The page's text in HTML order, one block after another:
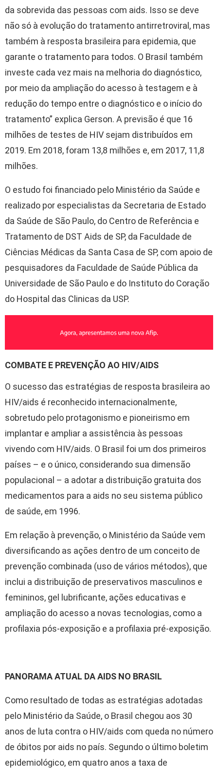
da sobrevida das pessoas com aids. Isso se deve
não só à evolução do tratamento antirretroviral, mas
também à resposta brasileira para epidemia, que
garante o tratamento para todos. O Brasil também
investe cada vez mais na melhoria do diagnóstico,
por meio da ampliação do acesso à testagem e à
redução do tempo entre o diagnóstico e o início do
tratamento” explica Gerson. A previsão é que 16
milhões de testes de HIV sejam distribuídos em
2019. Em 2018, foram 13,8 milhões e, em 2017, 11,8
milhões.
O estudo foi financiado pelo Ministério da Saúde e
realizado por especialistas da Secretaria de Estado
da Saúde de São Paulo, do Centro de Referência e
Tratamento de DST Aids de SP, da Faculdade de
Ciências Médicas da Santa Casa de SP, com apoio de
pesquisadores da Faculdade de Saúde Pública da
Universidade de São Paulo e do Instituto do Coração
do Hospital das Clinicas da USP.
COMBATE E PREVENÇÃO AO HIV/AIDS
O sucesso das estratégias de resposta brasileira ao
HIV/aids é reconhecido internacionalmente,
sobretudo pelo protagonismo e pioneirismo em
implantar e ampliar a assistência às pessoas
vivendo com HIV/aids. O Brasil foi um dos primeiros
países – e o único, considerando sua dimensão
populacional – a adotar a distribuição gratuita dos
medicamentos para a aids no seu sistema público
de saúde, em 1996.
Em relação à prevenção, o Ministério da Saúde vem
diversificando as ações dentro de um conceito de
prevenção combinada (uso de vários métodos), que
inclui a distribuição de preservativos masculinos e
femininos, gel lubrificante, ações educativas e
ampliação do acesso a novas tecnologias, como a
profilaxia pós-exposição e a profilaxia pré-exposição.
PANORAMA ATUAL DA AIDS NO BRASIL
Como resultado de todas as estratégias adotadas
pelo Ministério da Saúde, o Brasil chegou aos 30
anos de luta contra o HIV/aids com queda no número
de óbitos por aids no país. Segundo o último boletim
epidemiológico, em quatro anos a taxa de